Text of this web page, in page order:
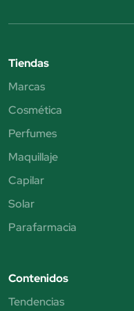
Tiendas
Marcas
Cosmética
Perfumes
Maquillaje
Capilar
Solar
Parafarmacia
Contenidos
Tendencias